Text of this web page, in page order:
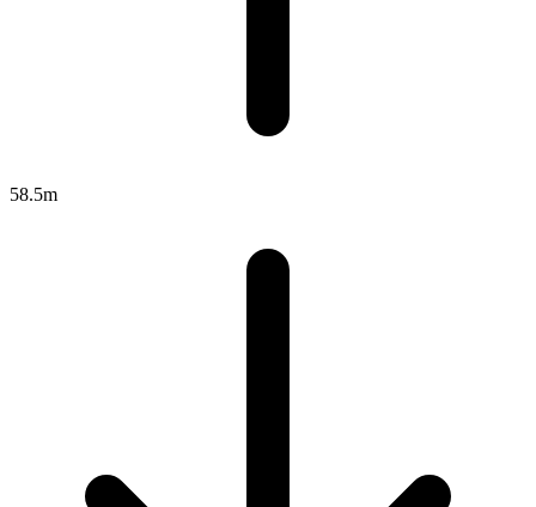
58.5m